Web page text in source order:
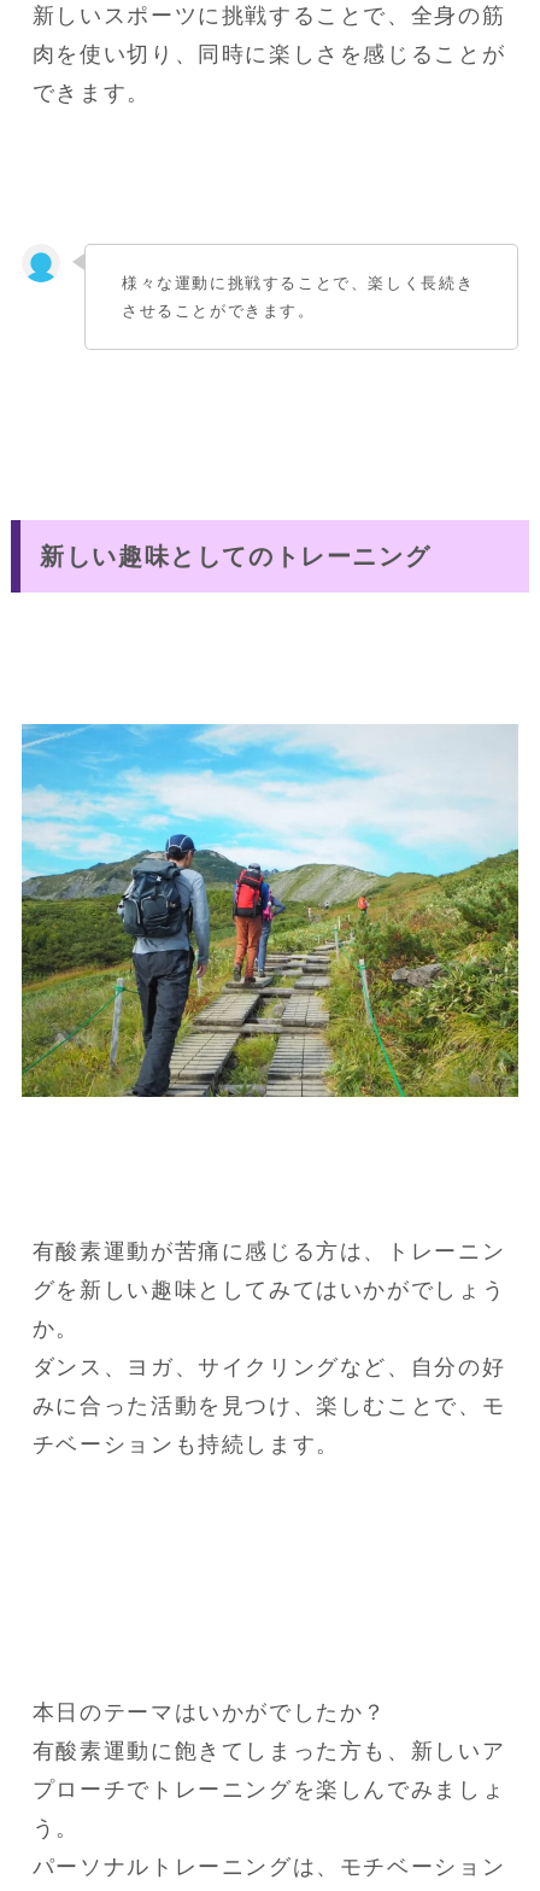
新しいスポーツに挑戦することで、全身の筋
肉を使い切り、同時に楽しさを感じることが
できます。
様々な運動に挑戦することで、楽しく長続き
させることができます。
新しい趣味としてのトレーニング
有酸素運動が苦痛に感じる方は、トレーニン
グを新しい趣味としてみてはいかがでしょう
か。
ダンス、ヨガ、サイクリングなど、自分の好
みに合った活動を見つけ、楽しむことで、モ
チベーションも持続します。
本日のテーマはいかがでしたか？
有酸素運動に飽きてしまった方も、新しいア
プローチでトレーニングを楽しんでみましょ
う。
パーソナルトレーニングは、モチベーション